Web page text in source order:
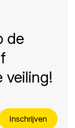
de
veiling!
Inschrijven